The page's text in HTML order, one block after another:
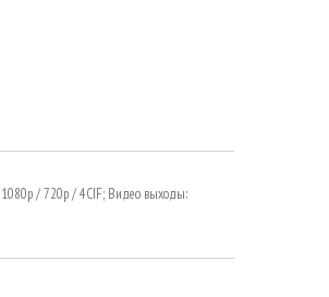
/ 720p / 4CIF; Видео выходы: